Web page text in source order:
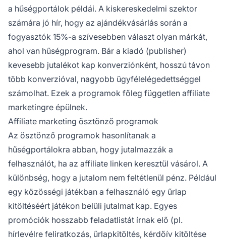
a hűségportálok példái. A kiskereskedelmi szektor
számára jó hír, hogy az ajándékvásárlás során a
fogyasztók 15%-a szívesebben választ olyan márkát,
ahol van hűségprogram. Bár a kiadó (publisher)
kevesebb jutalékot kap konverziónként, hosszú távon
több konverzióval, nagyobb ügyfélelégedettséggel
számolhat. Ezek a programok főleg független affiliate
marketingre épülnek.
Affiliate marketing ösztönző programok
Az ösztönző programok hasonlítanak a
hűségportálokra abban, hogy jutalmazzák a
felhasználót, ha az affiliate linken keresztül vásárol. A
különbség, hogy a jutalom nem feltétlenül pénz. Például
egy közösségi játékban a felhasználó egy űrlap
kitöltéséért játékon belüli jutalmat kap. Egyes
promóciók hosszabb feladatlistát írnak elő (pl.
hírlevélre feliratkozás, űrlapkitöltés, kérdőív kitöltése